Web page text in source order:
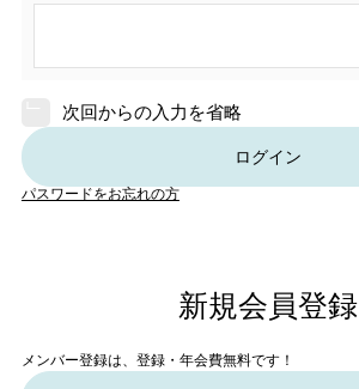
次回からの入力を省略
ログイン
パスワードをお忘れの方
新規会員登録
メンバー登録は、登録・年会費無料です！